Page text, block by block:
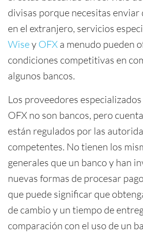
divisas porque necesitas enviar
en el extranjero, servicios
Wisey OFX a menudo pueden
condiciones competitivas en
algunos bancos.
Los proveedores
OFX no son bancos, pero
están regulados por las
competentes. No tienen los
generales que un banco y han
nuevas formas de procesar
que puede significar que
de cambio y un tiempo de
comparación con el uso de un